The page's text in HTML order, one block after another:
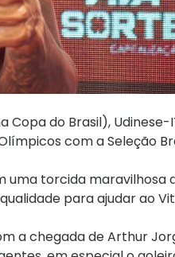
Copa do Brasil), Udinese-
com a Seleção
uma torcida maravilhosa
para ajudar ao
a chegada de Arthur